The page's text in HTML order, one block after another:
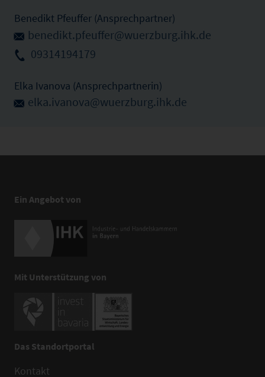
Benedikt Pfeuffer (Ansprechpartner)
benedikt.pfeuffer@wuerzburg.ihk.de
09314194179
Elka Ivanova (Ansprechpartnerin)
elka.ivanova@wuerzburg.ihk.de
Ein Angebot von
Mit Unterstützung von
Das Standortportal
Kontakt